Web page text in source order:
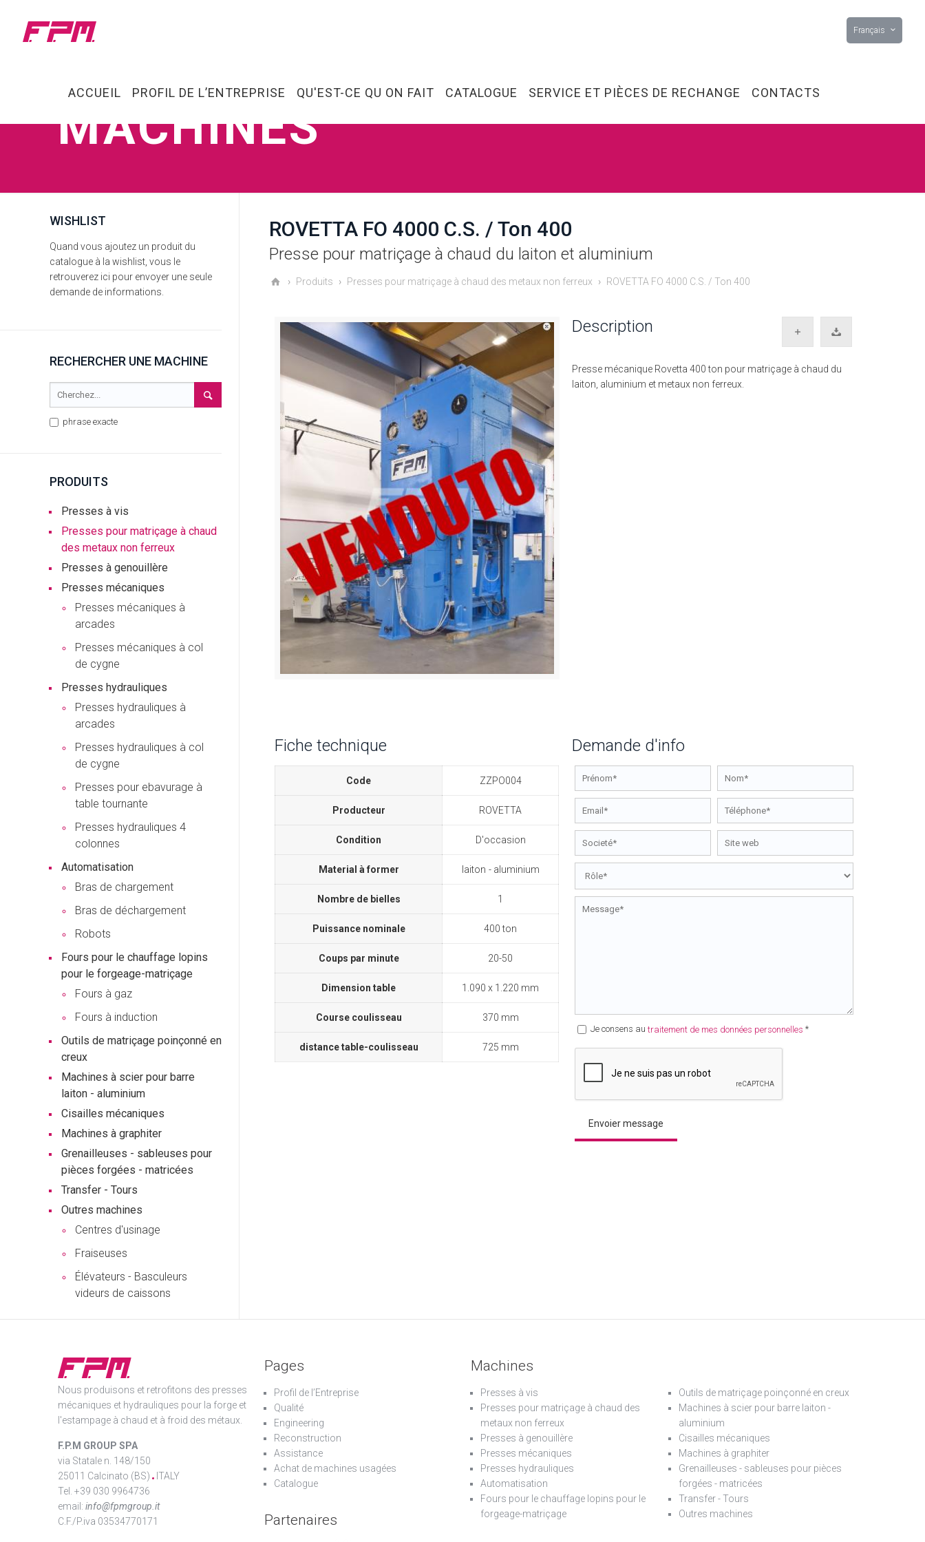
ACCUEIL PROFIL DE L’ENTREPRISE QU'EST-CE QU ON FAIT CATALOGUE SERVICE ET PIÈCES DE RECHANGE CONTACTS
Français
MACHINES
ROVETTA FO 4000 C.S. / Ton 400
Presse pour matriçage à chaud du laiton et aluminium
Produits Presses pour matriçage à chaud des metaux non ferreux ROVETTA FO 4000 C.S. / Ton 400
Description
Presse mécanique Rovetta 400 ton pour matriçage à chaud du
laiton, aluminium et metaux non ferreux.
Fiche technique
Code ZZPO004
Producteur ROVETTA
Condition D'occasion
Material à former laiton aluminium
Nombre de bielles 1
Puissance nominale 400 ton
Coups par minute 20-50
Dimension table 1.090 x 1.220 mm
Course coulisseau 370 mm
distance table-coulisseau 725 mm
Demande d'info
Je consens autraitement de mes données personnelles *
WISHLIST
Quand vous ajoutez un produit du
catalogue à la wishlist, vous le
retrouverez ici pour envoyer une seule
demande de informations.
RECHERCHER UNE MACHINE
phrase exacte
PRODUITS
Presses à vis
Presses pour matriçage à chaud
des metaux non ferreux
Presses à genouillère
Presses mécaniques
Presses mécaniques à
arcades
Presses mécaniques à col
de cygne
Presses hydrauliques
Presses hydrauliques à
arcades
Presses hydrauliques à col
de cygne
Presses pour ebavurage à
table tournante
Presses hydrauliques 4
colonnes
Automatisation
Bras de chargement
Bras de déchargement
Robots
Fours pour le chauffage lopins
pour le forgeage-matriçage
Fours à gaz
Fours à induction
Outils de matriçage poinçonné en
creux
Machines à scier pour barre
laiton - aluminium
Cisailles mécaniques
Machines à graphiter
Grenailleuses - sableuses pour
pièces forgées - matricées
Transfer - Tours
Outres machines
Centres d'usinage
Fraiseuses
Élévateurs - Basculeurs
videurs de caissons
Nous produisons et retrofitons des presses
mécaniques et hydrauliques pour la forge et
l'estampage à chaud et à froid des métaux.
F.P.M GROUP SPA
via Statale n. 148/150
25011 Calcinato (BS)
ITALY
Tel. +39 030 9964736
email: info@fpmgroup.it
C.F./P.iva 03534770171
Pages
Profil de l’Entreprise
Qualité
Engineering
Reconstruction
Assistance
Achat de machines usagées
Catalogue
Partenaires
Machines
Presses à vis
Presses pour matriçage à chaud des
metaux non ferreux
Presses à genouillère
Presses mécaniques
Presses hydrauliques
Automatisation
Fours pour le chauffage lopins pour le
forgeage-matriçage
Outils de matriçage poinçonné en creux
Machines à scier pour barre laiton -
aluminium
Cisailles mécaniques
Machines à graphiter
Grenailleuses - sableuses pour pièces
forgées - matricées
Transfer - Tours
Outres machines